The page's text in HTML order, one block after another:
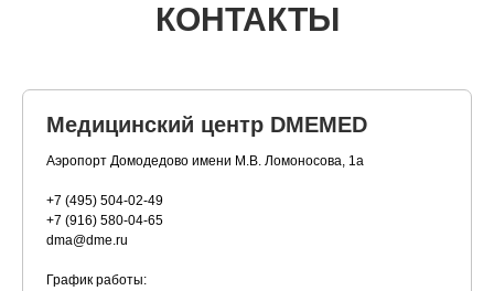
КОНТАКТЫ
Медицинский центр DMEMED
Аэропорт Домодедово имени М.В. Ломоносова, 1а
+7 (495) 504-02-49
+7 (916) 580-04-65
dma@dme.ru
График работы: